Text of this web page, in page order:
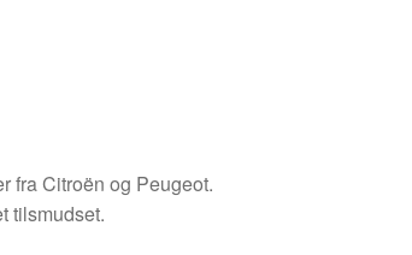
fra Citroën og Peugeot.
tilsmudset.